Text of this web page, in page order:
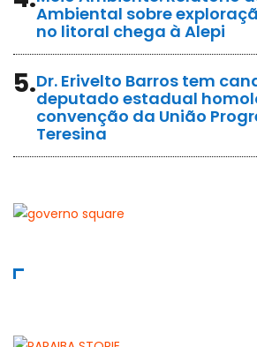
Ambiental sobre
no litoral chega à Alepi
5.Dr. Erivelto Barros tem
deputado estadual
convenção da União
Teresina